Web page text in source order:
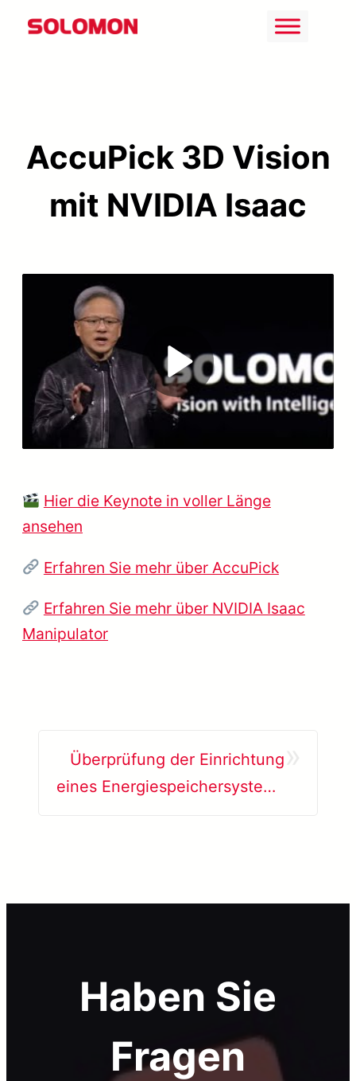
Zum
AccuPick 3D Vision
mit NVIDIA Isaac
Play
Video
Hier die Keynote in voller Länge
ansehen
Erfahren Sie mehr über AccuPick
Erfahren Sie mehr über NVIDIA Isaac
Manipulator
Überprüfung der Einrichtung
eines Energiespeichersystems
Haben Sie
Fragen